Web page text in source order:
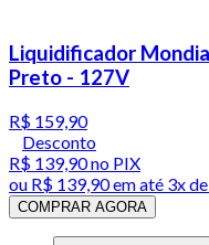
Liquidificador
Preto - 127V
R$ 159,90
Desconto
R$ 139,90no PIX
ou R$ 139,90em até 3x
COMPRAR AGORA